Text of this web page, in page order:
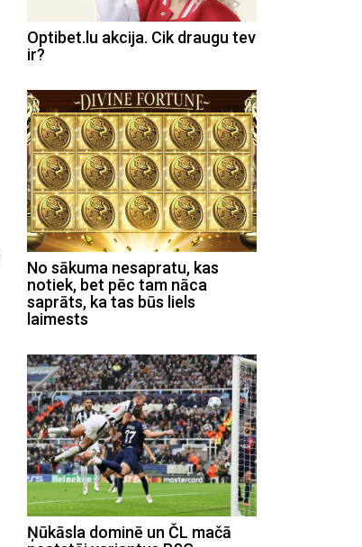
Optibet.lu akcija. Cik draugu tev
ir?
No sākuma nesapratu, kas
notiek, bet pēc tam nāca
saprāts, ka tas būs liels
laimests
Ņūkāsla dominē un ČL mačā